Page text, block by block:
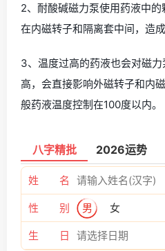
2、耐酸碱磁力泵使用药液中
在内磁转子和隔离套中间，造
3、温度过高的药液也会对磁
高，会直接影响外磁转子和内
般药液温度控制在100度以内。
八字精批 2026运势
姓 名
性 别 男 女
生 日